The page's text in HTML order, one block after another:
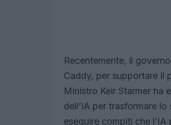
Recentemente, il
Caddy, per supportare il
Ministro Keir Starmer ha
dell’IA per trasformare
eseguire compiti che